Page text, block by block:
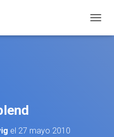
el 27 mayo 2010